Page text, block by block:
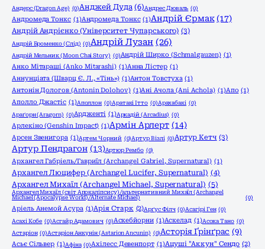
Андерс (Dragon Age) (0)Анджей Дуда (6)Андрес Дюваль (0)
Андромеда Тонкс (1)Андромеда Тонкс (1)Андрій Єрмак (17)
Андрій Андрієнко (Університет Чупарського) (3)
Андрій Броменко (Слід) (0)Андрій Лузан (26)
Андрій Мельник (Moon Chai Story) (0)Андрій Ширко (Schmalgauzen) (1)
Анко Мітараші (Anko Mitarashi) (1)Анна Лістер (1)
Аннунціата (Шварц Є. Л., «Тінь») (1)Антон Товстуха (1)
Антонін Дологов (Antonin Dolohov) (1)Ані Ачола (Ani Achola) (1)Апо (1)
Аполло Джастіс (1)Аполлон (0)Аратакі Ітто (0)Арахабакі (0)
Араґорн (Aragorn) (0)Ардженті (1)Аркадій (Arcadius) (0)
Арлекіно (Genshin Impact) (1)Армін Арлерт (14)
Арсен Звенигора (1)Артем Чорний (0)Артур Візлі (0)Артур Кетч (3)
Артур Пендрагон (13)Артюр Рембо (0)
Архангел Габріель/Гавриїл (Archangel Gabriel, Supernatural) (1)
Архангел Люцифер (Archangel Lucifer, Supernatural) (4)
Архангел Михаїл (Archangel Michael, Supernatural) (5)
Архангел Михаїл (світ Апокаліпсису)/альтернативний Михаїл (Archangel
Michael (Apocalypse World)/Alternate Michael)
(0)
Аріель Анемой Асура (1)Арія Старк (2)Арґус Філч (0)Асагірі Ген (0)
Асахі Кобе (0)Асгайр Адамович (0)Аскебйорни (1)Аскелад (1)Асока Тано (0)
Астаріон (0)Астаріон Анкунін (Astarion Ancunin) (0)Асторія Ґрінґрас (9)
Асьє Сільвер (1)Афіна (0)Ахілесс Девенпорт (1)Ацуші "Аккун" Сендо (2)